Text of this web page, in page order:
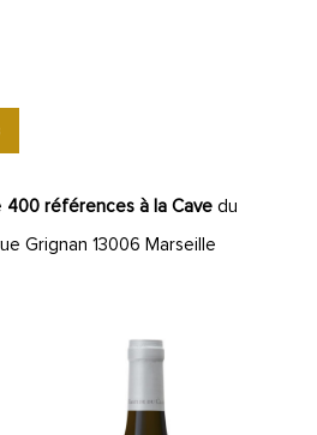
400 références à la Cave du
Grignan 13006 Marseille